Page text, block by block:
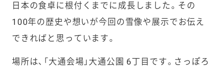
日本の食卓に根付くまでに成長しました。その
100年の歴史や想いが今回の雪像や展示でお伝え
できればと思っています。
場所は、「大通会場」大通公園 6丁目です。さっぽろ